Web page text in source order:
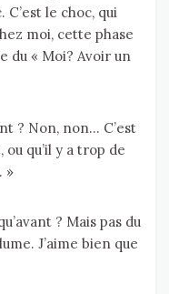
le choc, qui
moi, cette phase
du « Moi? Avoir un
? Non, non… C’est
qu’il y a trop de
»
? Mais pas du
J’aime bien que